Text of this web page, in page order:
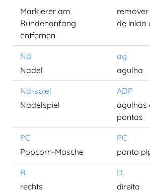
Markierer am
Rundenanfang
entfernen
de início
Nd
ag
Nadel
agulha
Nd-spiel
ADP
Nadelspiel
agulhas
pontas
PC
PC
Popcorn-Masche
ponto
R
D
rechts
direita